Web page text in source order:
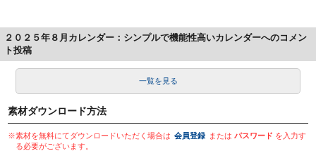
２０２５年８月カレンダー：シンプルで機能性高いカレンダーへのコメン
ト投稿
一覧を見る
素材ダウンロード方法
※素材を無料にてダウンロードいただく場合は 会員登録 またはパスワード を入力す
る必要がございます。